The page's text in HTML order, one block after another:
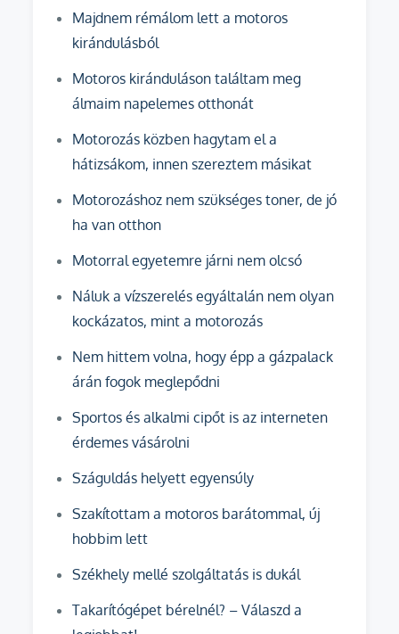
Majdnem rémálom lett a motoros
kirándulásból
Motoros kiránduláson találtam meg
álmaim napelemes otthonát
Motorozás közben hagytam el a
hátizsákom, innen szereztem másikat
Motorozáshoz nem szükséges toner, de jó
ha van otthon
Motorral egyetemre járni nem olcsó
Náluk a vízszerelés egyáltalán nem olyan
kockázatos, mint a motorozás
Nem hittem volna, hogy épp a gázpalack
árán fogok meglepődni
Sportos és alkalmi cipőt is az interneten
érdemes vásárolni
Száguldás helyett egyensúly
Szakítottam a motoros barátommal, új
hobbim lett
Székhely mellé szolgáltatás is dukál
Takarítógépet bérelnél? – Válaszd a